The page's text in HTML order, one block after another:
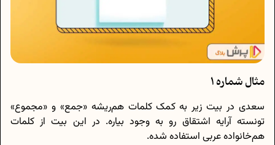
مثال شماره 1
سعدی در بیت زیر به کمک کلمات هم‌ریشه «جمع» و «مجموع»
تونسته آرایه اشتقاق رو به وجود بیاره. در این بیت از کلمات
هم‌خانواده عربی استفاده شده.